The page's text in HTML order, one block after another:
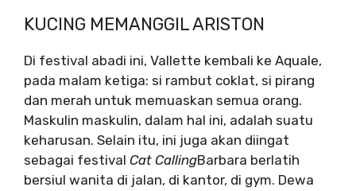
KUCING MEMANGGIL ARISTON
Di festival abadi ini, Vallette kembali ke Aquale,
pada malam ketiga: si rambut coklat, si pirang
dan merah untuk memuaskan semua orang.
Maskulin maskulin, dalam hal ini, adalah suatu
keharusan. Selain itu, ini juga akan diingat
sebagai festival Cat CallingBarbara berlatih
bersiul wanita di jalan, di kantor, di gym. Dewa